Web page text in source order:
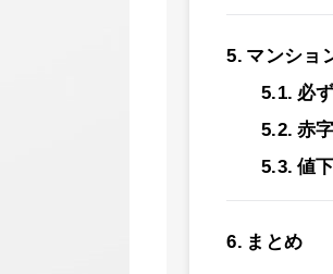
マンショ
必
赤
値
まとめ